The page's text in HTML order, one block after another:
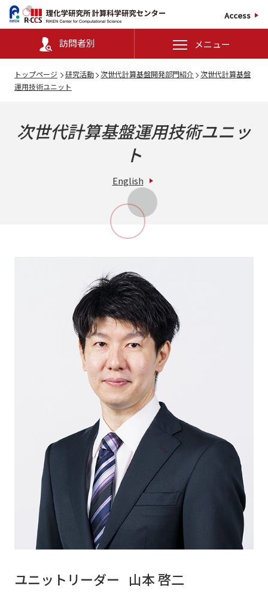
Access
訪問者別 メニュー
トップページ 研究活動 次世代計算基盤開発部門紹介
次世代計算基盤
運用技術ユニット
次世代計算基盤運用技術ユニッ
ト
English
ユニットリーダー 山本 啓二